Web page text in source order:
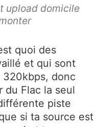
upload domicile
quoi des
et qui sont
donc
du Flac la seul
piste
si ta source est